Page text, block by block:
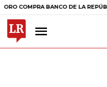
DE LA REPÚBLICA $ 399.745,16